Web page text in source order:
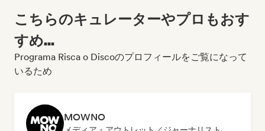
こちらのキュレーターやプロもおす
すめ...
Programa Risca o Discoのプロフィールをご覧になって
いるため
MOWNO